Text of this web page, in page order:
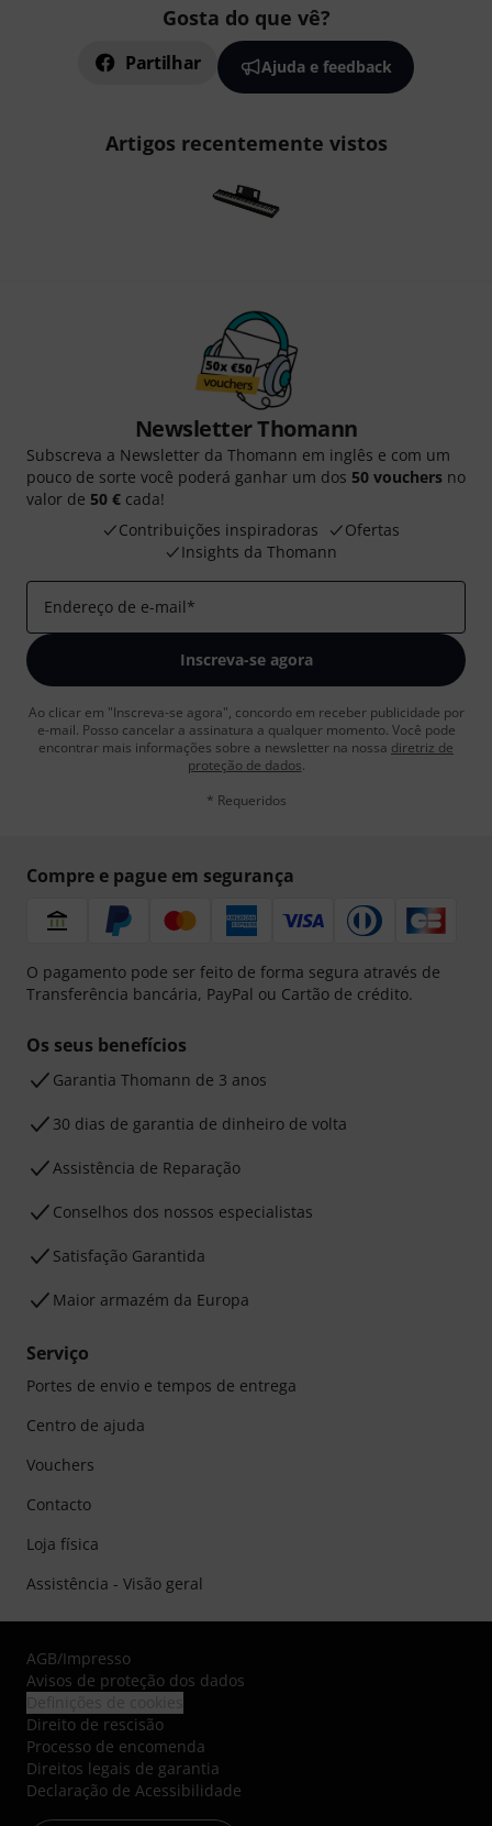
Gosta do que vê?
Partilhar Ajuda e feedback
Artigos recentemente vistos
Newsletter Thomann
Subscreva a Newsletter da Thomann em inglês e com um
pouco de sorte você poderá ganhar um dos 50 vouchers no
valor de 50 € cada!
Contribuições inspiradoras
Ofertas
Insights da Thomann
Endereço de e-mail*
Inscreva-se agora
Ao clicar em "Inscreva-se agora", concordo em receber publicidade por
e-mail. Posso cancelar a assinatura a qualquer momento. Você pode
encontrar mais informações sobre a newsletter na nossa diretriz de
proteção de dados.
* Requeridos
Compre e pague em segurança
O pagamento pode ser feito de forma segura através de
Transferência bancária, PayPal ou Cartão de crédito.
Os seus benefícios
Garantia Thomann de 3 anos
30 dias de garantia de dinheiro de volta
Assistência de Reparação
Conselhos dos nossos especialistas
Satisfação Garantida
Maior armazém da Europa
Serviço
Portes de envio e tempos de entrega
Centro de ajuda
Vouchers
Contacto
Loja física
Assistência - Visão geral
AGB/Impresso
Avisos de proteção dos dados
Direito de rescisão
Processo de encomenda
Direitos legais de garantia
Declaração de Acessibilidade